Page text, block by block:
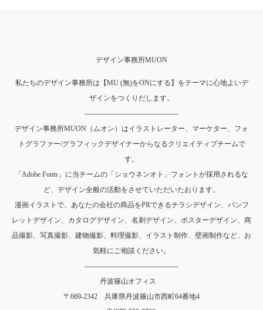
デザイン事務所MUON
私たちのデザイン事務所は【MU (無)をONにする】をテーマに心地よいデ
ザインをつくりだします。
----------------------------------------
デザイン事務所MUON（ムオン）はイラストレーター、マーケター、フォ
トグラファー/グラフィックデザイナーからなるクリエイティブチームで
す。
「Adobe Fonts」に当チームの「ショウネンオト」フォントが採用されるな
ど、デザイン全般の活動をさせていただいたおります。
漫画イラストで、あなたの会社の商品をPRできるチラシデザイン、パンフ
レットデザイン、カタログデザイン、名刺デザイン、ポスターデザイン、商
品撮影、写真撮影、建物撮影、料理撮影、イラスト制作、壁画制作など、お
気軽にご相談ください。
----------------------------------------
丹波篠山オフィス
〒669-2342 兵庫県丹波篠山市西町64番地4